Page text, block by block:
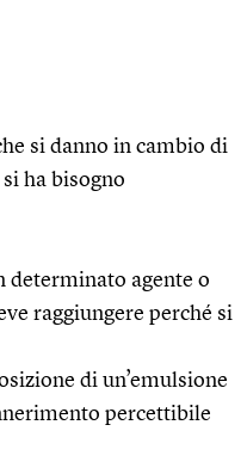
si danno in cambio di
ha bisogno
determinato agente o
raggiungere perché si
di un’emulsione
percettibile